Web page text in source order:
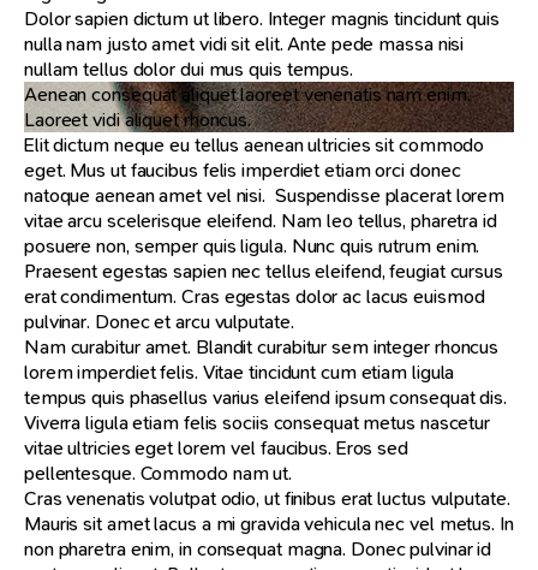
Dolor sapien dictum ut libero. Integer magnis tincidunt quis
nulla nam justo amet vidi sit elit. Ante pede massa nisi
nullam tellus dolor dui mus quis tempus.
Aenean consequat aliquet laoreet venenatis nam enim.
Laoreet vidi aliquet rhoncus.
Elit dictum neque eu tellus aenean ultricies sit commodo
eget. Mus ut faucibus felis imperdiet etiam orci donec
natoque aenean amet vel nisi. Suspendisse placerat lorem
vitae arcu scelerisque eleifend. Nam leo tellus, pharetra id
posuere non, semper quis ligula. Nunc quis rutrum enim.
Praesent egestas sapien nec tellus eleifend, feugiat cursus
erat condimentum. Cras egestas dolor ac lacus euismod
pulvinar. Donec et arcu vulputate.
Nam curabitur amet. Blandit curabitur sem integer rhoncus
lorem imperdiet felis. Vitae tincidunt cum etiam ligula
tempus quis phasellus varius eleifend ipsum consequat dis.
Viverra ligula etiam felis sociis consequat metus nascetur
vitae ultricies eget lorem vel faucibus. Eros sed
pellentesque. Commodo nam ut.
Cras venenatis volutpat odio, ut finibus erat luctus vulputate.
Mauris sit amet lacus a mi gravida vehicula nec vel metus. In
non pharetra enim, in consequat magna. Donec pulvinar id